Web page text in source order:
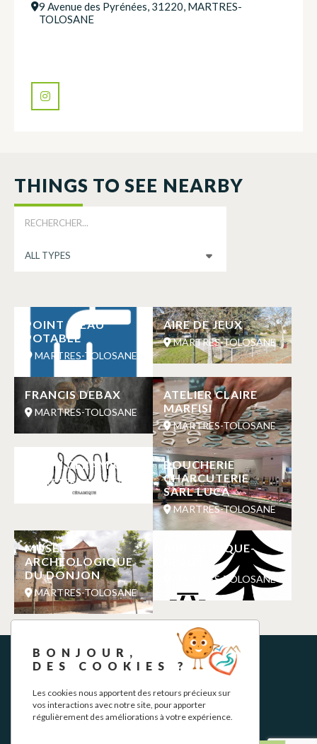
9 Avenue des Pyrénées, 31220, MARTRES-
TOLOSANE
THINGS TO SEE NEARBY
POINT D’EAU
POTABLE
MARTRES-TOLOSANE
AIRE DE JEUX
MARTRES-TOLOSANE
FRANCIS DEBAX
MARTRES-TOLOSANE
ATELIER CLAIRE
MARFISI
MARTRES-TOLOSANE
ISQAH CÉRAMIQUE
MARTRES-TOLOSANE
BOUCHERIE
CHARCUTERIE
SARL LUCA
MARTRES-TOLOSANE
MUSEE
ARCHEOLOGIQUE
DU DONJON
MARTRES-TOLOSANE
AIRE DE PIQUE-
MARTRES-TOLOSANE
BONJOUR,
DES COOKIES ?
Les cookies nous apportent des retours précieux sur
vos interactions avec notre site, pour apporter
régulièrement des améliorations à votre expérience.